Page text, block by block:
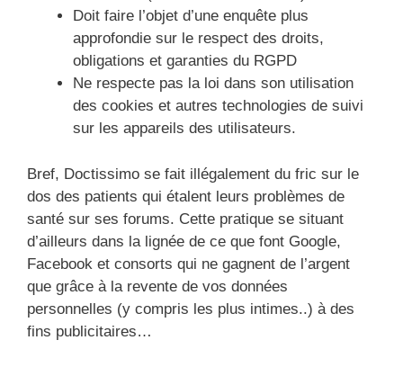
Doit faire l’objet d’une enquête plus
approfondie sur le respect des droits,
obligations et garanties du RGPD
Ne respecte pas la loi dans son utilisation
des cookies et autres technologies de suivi
sur les appareils des utilisateurs.
Bref, Doctissimo se fait illégalement du fric sur le
dos des patients qui étalent leurs problèmes de
santé sur ses forums. Cette pratique se situant
d’ailleurs dans la lignée de ce que font Google,
Facebook et consorts qui ne gagnent de l’argent
que grâce à la revente de vos données
personnelles (y compris les plus intimes..) à des
fins publicitaires…